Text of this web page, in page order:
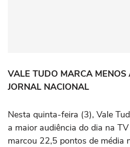
VALE TUDO MARCA MENOS
JORNAL NACIONAL
Nesta quinta-feira (3), Vale
a maior audiência do dia na
marcou 22,5 pontos de média